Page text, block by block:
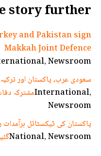
story further
and Pakistan sign
Makkah Joint Defence
Newsroom
سعودی عرب، پاکستان اور
مشترکہInternational,
Newsroom
پاکستان کی ٹیکسٹائل
National, Newsroom